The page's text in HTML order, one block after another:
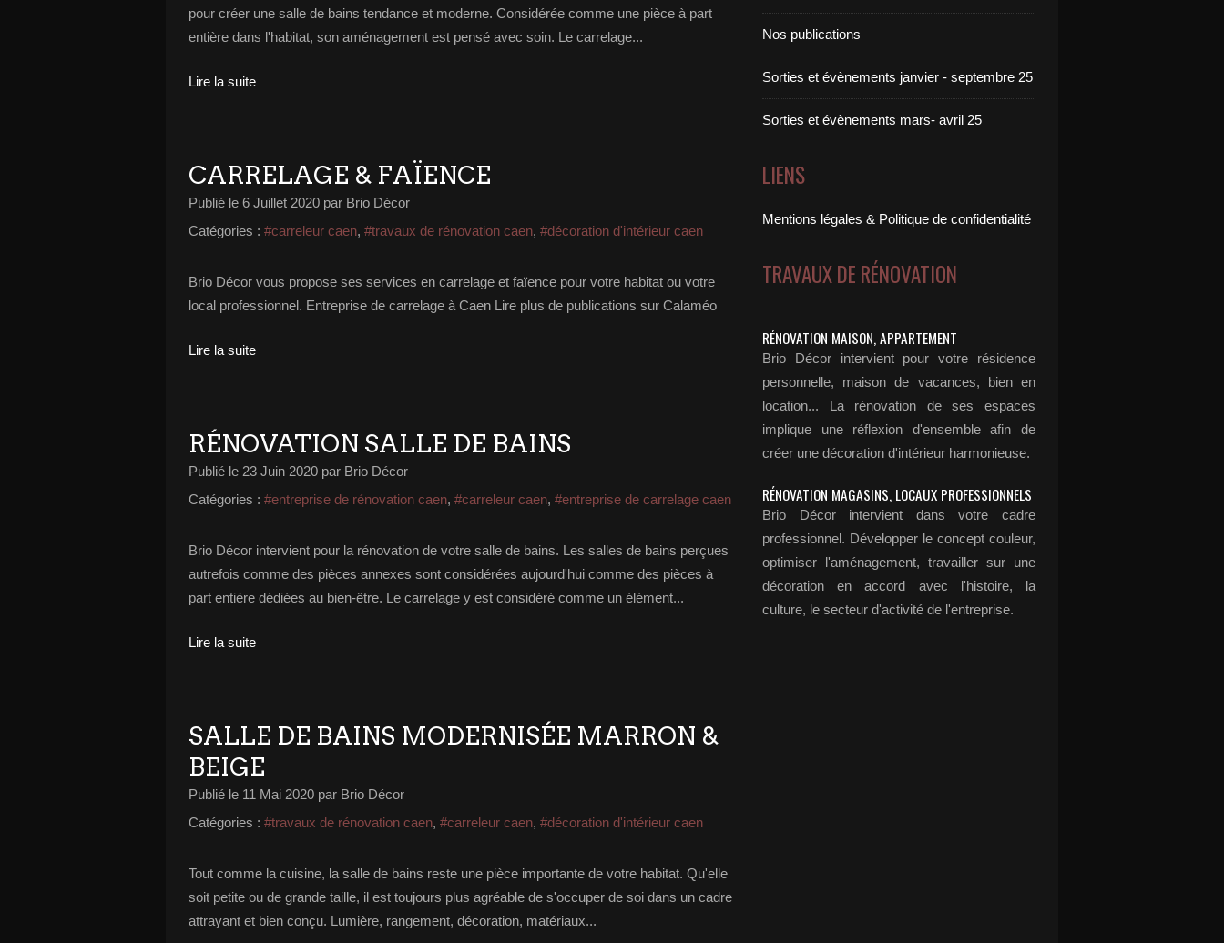
pour créer une salle de bains tendance et moderne. Considérée comme une pièce à part
entière dans l'habitat, son aménagement est pensé avec soin. Le carrelage...
Lire la suite
CARRELAGE & FAÏENCE
Publié le 6 Juillet 2020 par Brio Décor
Catégories : #carreleur caen, #travaux de rénovation caen, #décoration d'intérieur caen
Brio Décor vous propose ses services en carrelage et faïence pour votre habitat ou votre
local professionnel. Entreprise de carrelage à Caen Lire plus de publications sur Calaméo
Lire la suite
RÉNOVATION SALLE DE BAINS
Publié le 23 Juin 2020 par Brio Décor
Catégories : #entreprise de rénovation caen, #carreleur caen, #entreprise de carrelage caen
Brio Décor intervient pour la rénovation de votre salle de bains. Les salles de bains perçues
autrefois comme des pièces annexes sont considérées aujourd'hui comme des pièces à
part entière dédiées au bien-être. Le carrelage y est considéré comme un élément...
Lire la suite
SALLE DE BAINS MODERNISÉE MARRON &
BEIGE
Publié le 11 Mai 2020 par Brio Décor
Catégories : #travaux de rénovation caen, #carreleur caen, #décoration d'intérieur caen
Tout comme la cuisine, la salle de bains reste une pièce importante de votre habitat. Qu'elle
soit petite ou de grande taille, il est toujours plus agréable de s'occuper de soi dans un cadre
attrayant et bien conçu. Lumière, rangement, décoration, matériaux...
Nos publications
Sorties et évènements janvier - septembre 25
Sorties et évènements mars- avril 25
LIENS
Mentions légales & Politique de confidentialité
TRAVAUX DE RÉNOVATION
RÉNOVATION MAISON, APPARTEMENT
Brio Décor intervient pour votre résidence
personnelle, maison de vacances, bien en
location... La rénovation de ses espaces
implique une réflexion d'ensemble afin de
créer une décoration d'intérieur harmonieuse.
RÉNOVATION MAGASINS, LOCAUX PROFESSIONNELS
Brio Décor intervient dans votre cadre
professionnel. Développer le concept couleur,
optimiser l'aménagement, travailler sur une
décoration en accord avec l'histoire, la
culture, le secteur d'activité de l'entreprise.